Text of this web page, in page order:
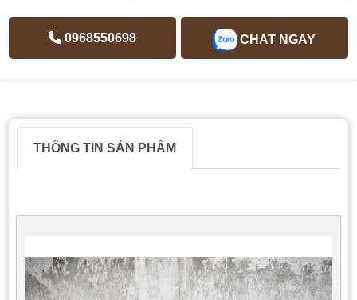
0968550698 CHAT NGAY
THÔNG TIN SẢN PHẨM